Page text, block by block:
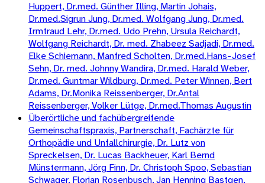
Huppert, Dr.med. Günther Illing, Martin Johais,
Dr.med.Sigrun Jung, Dr.med. Wolfgang Jung, Dr.med.
Irmtraud Lehr, Dr.med. Udo Prehn, Ursula Reichardt,
Wolfgang Reichardt, Dr. med. Zhabeez Sadjadi, Dr.med.
Elke Schiemann, Manfred Scholten, Dr.med.Hans-Josef
Sehn, Dr. med. Johnny Wandira, Dr.med. Harald Weber,
Dr.med. Guntmar Wildburg, Dr.med. Peter Winnen, Bert
Adams, Dr.Monika Reissenberger, Dr.Antal
Reissenberger, Volker Lütge, Dr.med.Thomas Augustin
Überörtliche und fachübergreifende
Gemeinschaftspraxis, Partnerschaft, Fachärzte für
Orthopädie und Unfallchirurgie, Dr. Lutz von
Spreckelsen, Dr. Lucas Backheuer, Karl Bernd
Münstermann, Jörg Finn, Dr. Christoph Spoo, Sebastian
Schwager, Florian Rosenbusch, Jan Henning Bastgen,